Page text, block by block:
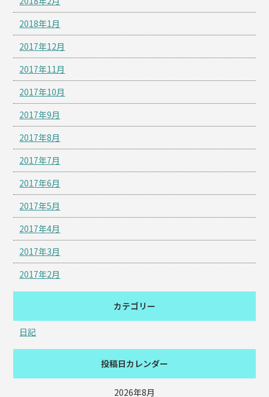
2018年1月
2017年12月
2017年11月
2017年10月
2017年9月
2017年8月
2017年7月
2017年6月
2017年5月
2017年4月
2017年3月
2017年2月
カテゴリー
日記
投稿日カレンダー
2026年8月